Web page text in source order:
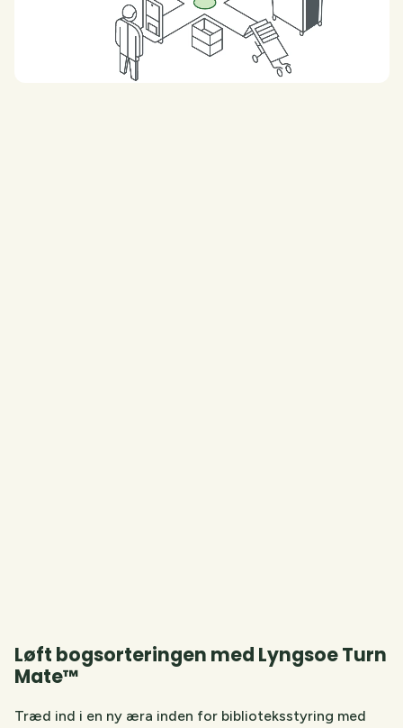
Løft bogsorteringen med Lyngsoe Turn
Mate™
Træd ind i en ny æra inden for biblioteksstyring med